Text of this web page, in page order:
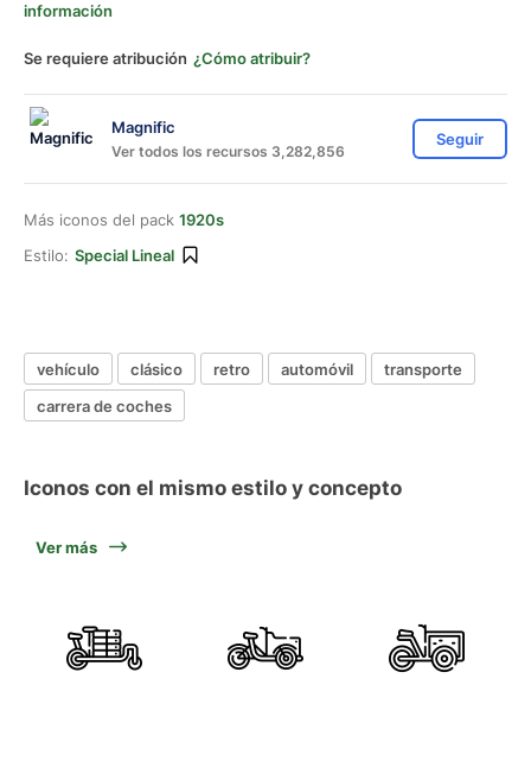
información
Se requiere atribución ¿Cómo atribuir?
Magnific
Ver todos los recursos 3,282,856
Seguir
Más iconos del pack 1920s
Estilo: Special Lineal
vehículo clásico retro automóvil
transporte
carrera de coches
Iconos con el mismo estilo y concepto
Ver más